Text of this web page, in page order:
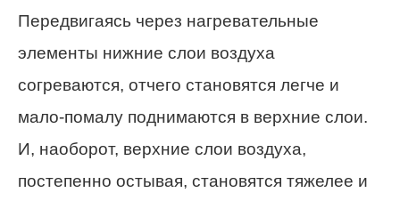
Передвигаясь через нагревательные
элементы нижние слои воздуха
согреваются, отчего становятся легче и
мало-помалу поднимаются в верхние слои.
И, наоборот, верхние слои воздуха,
постепенно остывая, становятся тяжелее и